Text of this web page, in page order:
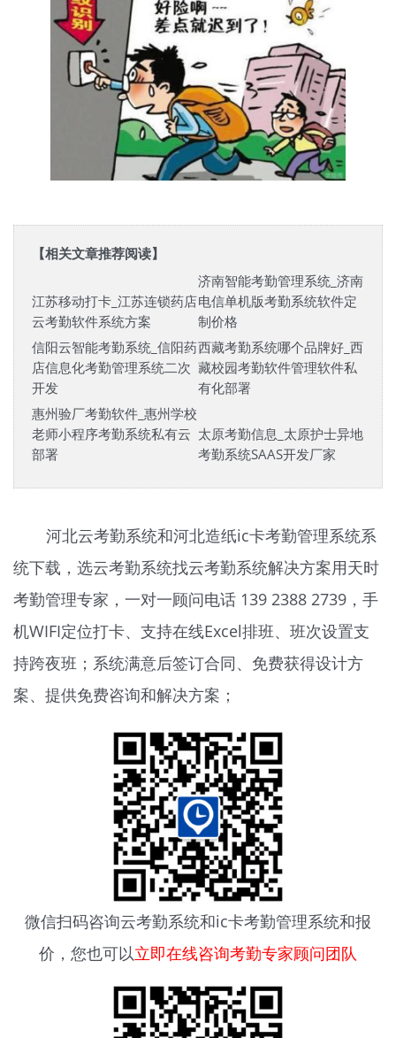
【相关文章推荐阅读】
江苏移动打卡_江苏连锁药店
云考勤软件系统方案
济南智能考勤管理系统_济南
电信单机版考勤系统软件定
制价格
信阳云智能考勤系统_信阳药
店信息化考勤管理系统二次
开发
西藏考勤系统哪个品牌好_西
藏校园考勤软件管理软件私
有化部署
惠州验厂考勤软件_惠州学校
老师小程序考勤系统私有云
部署
太原考勤信息_太原护士异地
考勤系统SAAS开发厂家
河北云考勤系统和河北造纸ic卡考勤管理系统系
统下载，选云考勤系统找云考勤系统解决方案用天时
考勤管理专家，一对一顾问电话 139 2388 2739，手
机WIFI定位打卡、支持在线Excel排班、班次设置支
持跨夜班；系统满意后签订合同、免费获得设计方
案、提供免费咨询和解决方案；
微信扫码咨询云考勤系统和ic卡考勤管理系统和报
价，您也可以立即在线咨询考勤专家顾问团队